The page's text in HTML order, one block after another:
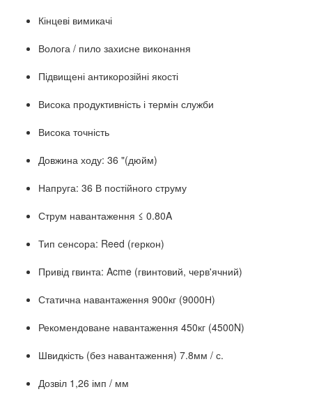
Кінцеві вимикачі
Волога / пило захисне виконання
Підвищені антикорозійні якості
Висока продуктивність і термін служби
Висока точність
Довжина ходу: 36 "(дюйм)
Напруга: 36 В постійного струму
Струм навантаження ≤ 0.80A
Тип сенсора: Reed (геркон)
Привід гвинта: Acme (гвинтовий, черв'ячний)
Статична навантаження 900кг (9000Н)
Рекомендоване навантаження 450кг (4500N)
Швидкість (без навантаження) 7.8мм / с.
Дозвіл 1,26 імп / мм